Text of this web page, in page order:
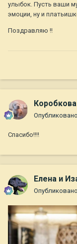
улыбок. Пусть ваши
эмоции, ну и
Поздравляю !!
Опубликовано
Спасибо!!!!
Елена и
Опубликовано